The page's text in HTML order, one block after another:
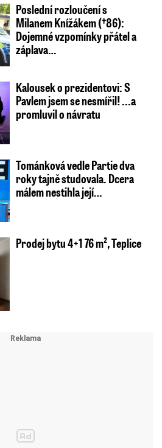
Poslední rozloučení s
Milanem Knížákem (†86):
Dojemné vzpomínky přátel a
záplava…
Kalousek o prezidentovi: S
Pavlem jsem se nesmířil! ...a
promluvil o návratu
Tománková vedle Partie dva
roky tajně studovala. Dcera
málem nestihla její…
Prodej bytu 4+1 76 m², Teplice